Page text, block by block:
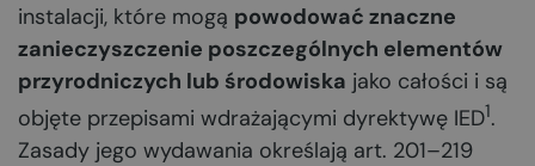
instalacji, które mogą powodować znaczne
zanieczyszczenie poszczególnych elementów
przyrodniczych lub środowiska jako całości i są
objęte przepisami wdrażającymi dyrektywę IED1.
Zasady jego wydawania określają art. 201–219